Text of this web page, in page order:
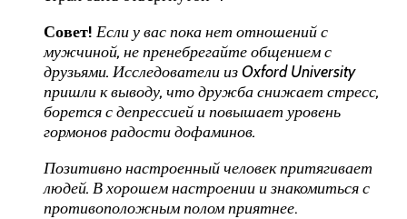
Совет! Если у вас пока нет отношений с
мужчиной, не пренебрегайте общением с
друзьями. Исследователи изOxford University
пришли квыводу, что дружба снижает стресс,
борется с депрессией и повышает уровень
гормонов радости дофаминов.
Позитивно настроенный человек притягивает
людей. В хорошем настроении и знакомиться с
противоположным полом приятнее.